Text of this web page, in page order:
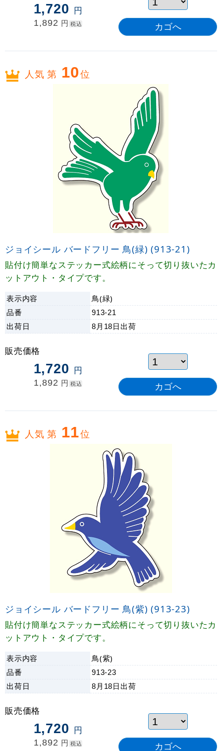
1,720 円
1,892 円 税込
人気 第 10位
ジョイシール バードフリー 鳥(緑) (913-21)
貼付け簡単なステッカー式絵柄にそって切り抜いたカ
ットアウト・タイプです。
表示内容
鳥(緑)
品番
913-21
出荷日 8月18日 出荷
販売価格
1,720 円
1,892 円 税込
人気 第 11位
ジョイシール バードフリー 鳥(紫) (913-23)
貼付け簡単なステッカー式絵柄にそって切り抜いたカ
ットアウト・タイプです。
表示内容
鳥(紫)
品番
913-23
出荷日 8月18日 出荷
販売価格
1,720 円
1,892 円 税込